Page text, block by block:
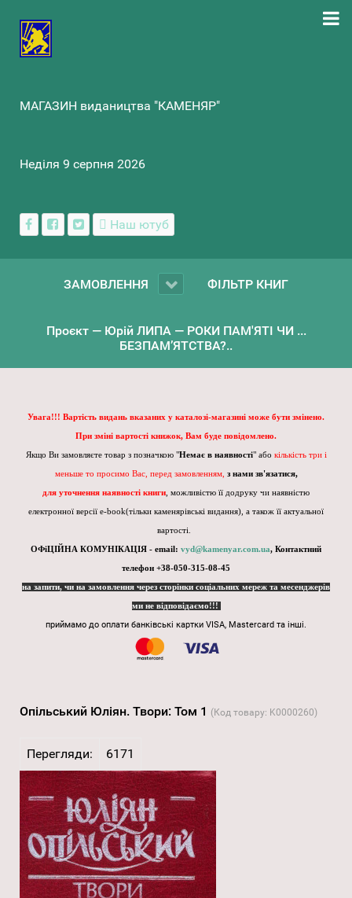
МАГАЗИН видаництва "КАМЕНЯР"
Неділя 9 серпня 2026
Наш ютуб
ЗАМОВЛЕННЯ ФІЛЬТР КНИГ
Проєкт — Юрій ЛИПА — РОКИ ПАМ'ЯТІ ЧИ ...
БЕЗПАМ’ЯТСТВА?..
Увага!!! Вартість видань вказаних у каталозі-магазині може бути змінено.
При зміні вартості книжок, Вам буде повідомлено.
Якщо Ви замовляєте товар з позначкою "Немає в наявності" або кількість три і
меньше то просимо Вас, перед замовленням, з нами зв'язатися,
для уточнення наявності книги , можливістю її додруку чи наявністю
електронної версії e-book(тільки каменярівські видання), а також її актуальної
вартості.
ОФіЦІЙНА КОМУНІКАЦІЯ - email: vyd@kamenyar.com.ua, Контактний
телефон +38-050-315-08-45
на запити, чи на замовлення через сторінки соціальних мереж та месенджерів
ми не відповідаємо!!!
приймамо до оплати банківські картки VISA, Mastercard та інші.
Опільський Юліян. Твори: Том 1 (Код товару: K0000260)
Перегляди: 6171